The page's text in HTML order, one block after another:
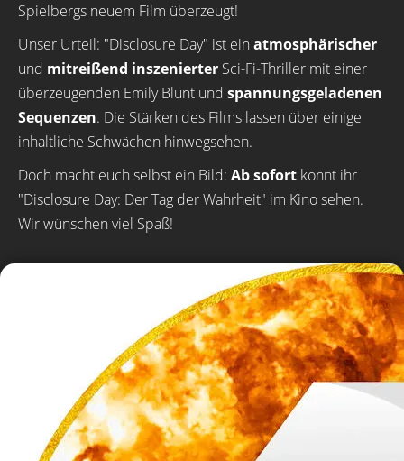
Spielbergs neuem Film überzeugt!
Unser Urteil: "Disclosure Day" ist ein atmosphärischer
und mitreißend inszenierter Sci-Fi-Thriller mit einer
überzeugenden Emily Blunt und spannungsgeladenen
Sequenzen. Die Stärken des Films lassen über einige
inhaltliche Schwächen hinwegsehen.
Doch macht euch selbst ein Bild: Ab sofort könnt ihr
"Disclosure Day: Der Tag der Wahrheit" im Kino sehen.
Wir wünschen viel Spaß!